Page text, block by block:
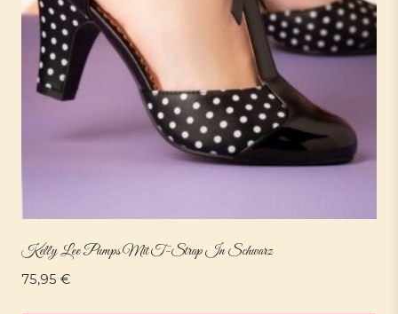
Kelly Lee Pumps Mit T-Strap In Schwarz
75,95 €